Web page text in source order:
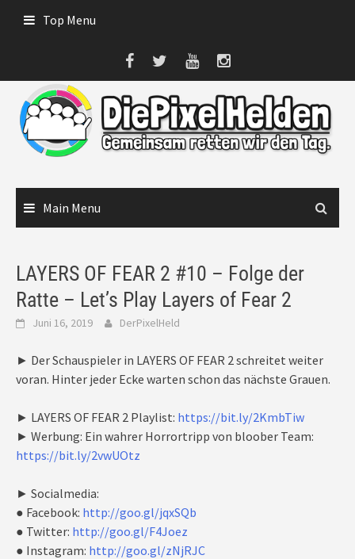
Top Menu
Main Menu
LAYERS OF FEAR 2 #10 – Folge der
Ratte – Let’s Play Layers of Fear 2
Juni 16, 2019 DerPixelHeld
► Der Schauspieler in LAYERS OF FEAR 2 schreitet weiter
voran. Hinter jeder Ecke warten schon das nächste Grauen.
► LAYERS OF FEAR 2 Playlist: https://bit.ly/2KmbTiw
► Werbung: Ein wahrer Horrortripp von bloober Team:
https://bit.ly/2vwUOtz
► Socialmedia:
● Facebook: http://goo.gl/jqxSQb
● Twitter: http://goo.gl/F4Joez
● Instagram: http://goo.gl/zNjRJC